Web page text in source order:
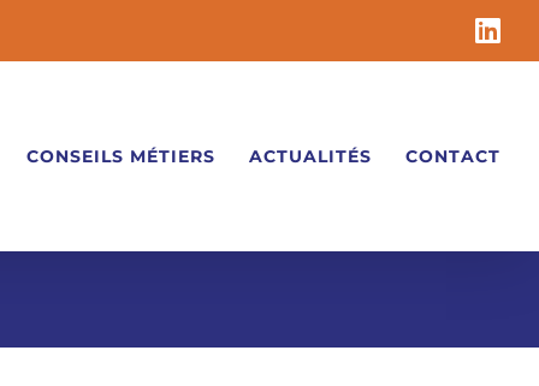
CONSEILS MÉTIERS ACTUALITÉS CONTACT